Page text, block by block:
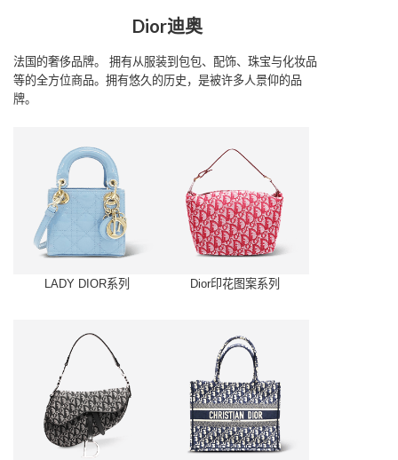
Dior迪奥
法国的奢侈品牌。 拥有从服装到包包、配饰、珠宝与化妆品
等的全方位商品。拥有悠久的历史，是被许多人景仰的品
牌。
LADY DIOR系列 Dior印花图案系列